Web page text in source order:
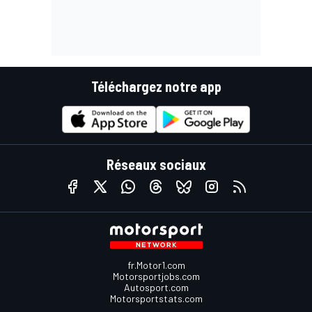
Téléchargez notre app
Réseaux sociaux
fr.Motor1.com
Motorsportjobs.com
Autosport.com
Motorsportstats.com